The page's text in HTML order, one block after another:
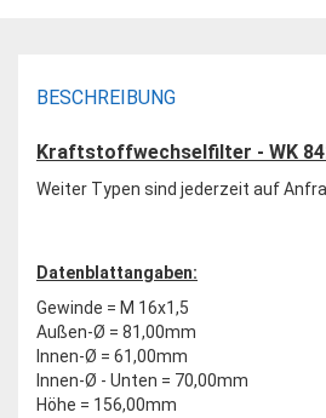
BESCHREIBUNG
Kraftstoffwechselfilter - WK
Weiter Typen sind jederzeit auf
Datenblattangaben:
Gewinde = M 16x1,5
Außen-Ø = 81,00mm
Innen-Ø = 61,00mm
Innen-Ø - Unten = 70,00mm
Höhe = 156,00mm